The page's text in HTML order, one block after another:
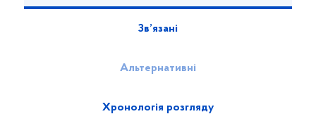
Зв’язані
Альтернативні
Хронологія розгляду